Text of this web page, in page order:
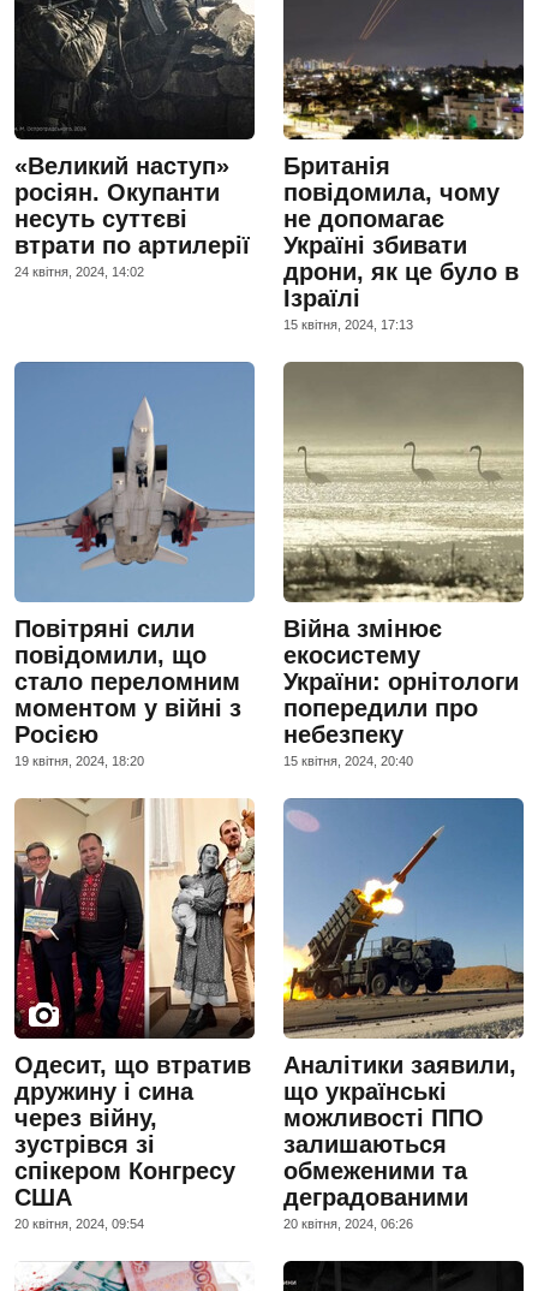
«Великий наступ»
росіян. Окупанти
несуть суттєві
втрати по артилерії
24 квiтня, 2024, 14:02
Британія
повідомила, чому
не допомагає
Україні збивати
дрони, як це було в
Ізраїлі
15 квiтня, 2024, 17:13
Повітряні сили
повідомили, що
стало переломним
моментом у війні з
Росією
19 квiтня, 2024, 18:20
Війна змінює
екосистему
України: орнітологи
попередили про
небезпеку
15 квiтня, 2024, 20:40
Одесит, що втратив
дружину і сина
через війну,
зустрівся зі
спікером Конгресу
США
20 квiтня, 2024, 09:54
Аналітики заявили,
що українські
можливості ППО
залишаються
обмеженими та
деградованими
20 квiтня, 2024, 06:26